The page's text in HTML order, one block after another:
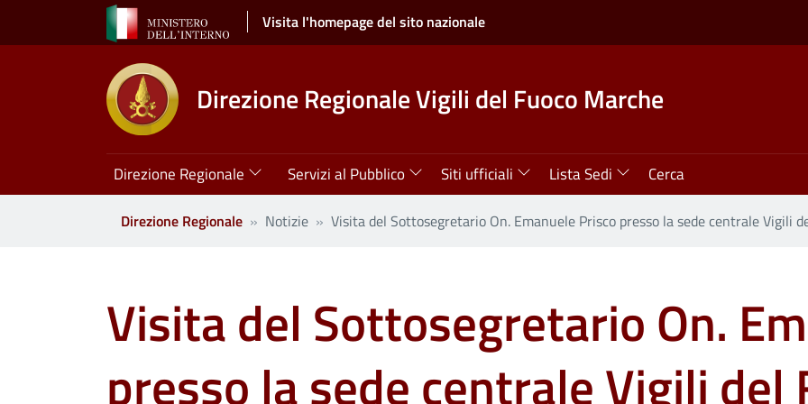
Salta al contenuto principale Visita l'homepage del sito nazionale
Direzione Regionale Vigili del Fuoco Marche
Navigazione principale
Direzione Regionale Servizi al Pubblico Siti ufficiali Lista Sedi Cerca
Direzione Regionale Notizie Visita del Sottosegretario On. Emanuele Prisco presso la sede centrale Vigili
Visita del Sottosegretario On.
presso la sede centrale Vigili del